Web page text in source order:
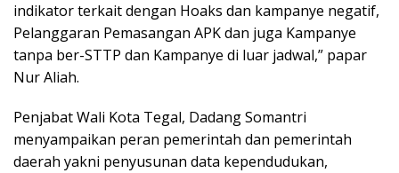
indikator terkait dengan Hoaks dan kampanye negatif,
Pelanggaran Pemasangan APK dan juga Kampanye
tanpa ber-STTP dan Kampanye di luar jadwal,” papar
Nur Aliah.
Penjabat Wali Kota Tegal, Dadang Somantri
menyampaikan peran pemerintah dan pemerintah
daerah yakni penyusunan data kependudukan,